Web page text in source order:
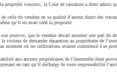
propriété voisine4 , la Cour de cassation a donc admis
celle du vendeur en sa qualité d’auteur direct des
qu’il en avait cédé la propriété.
son pourvoi, que le vendeur devait assumer une part
victime de demander réparation au propriétaire de
moment où les infiltrations avaient commencé à se
aux anciens propriétaires de l’immeuble dont
en tant qu’il décharge de toute responsabilité